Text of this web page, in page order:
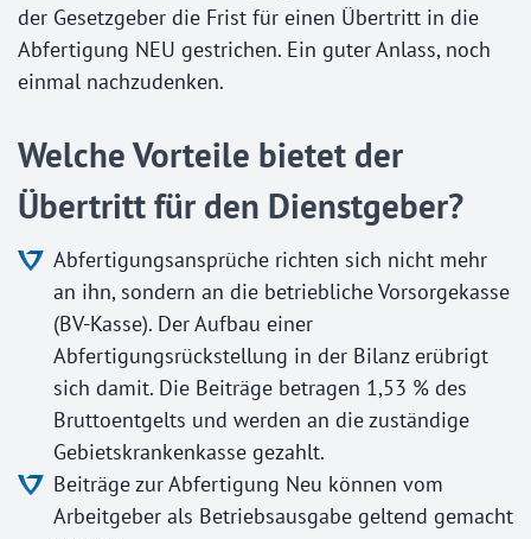
der Gesetzgeber die Frist für einen Übertritt in die
Abfertigung NEU gestrichen. Ein guter Anlass, noch
einmal nachzudenken.
Welche Vorteile bietet der
Übertritt für den Dienstgeber?
Abfertigungsansprüche richten sich nicht mehr
an ihn, sondern an die betriebliche Vorsorgekasse
(BV-Kasse). Der Aufbau einer
Abfertigungsrückstellung in der Bilanz erübrigt
sich damit. Die Beiträge betragen 1,53 % des
Bruttoentgelts und werden an die zuständige
Gebietskrankenkasse gezahlt.
Beiträge zur Abfertigung Neu können vom
Arbeitgeber als Betriebsausgabe geltend gemacht